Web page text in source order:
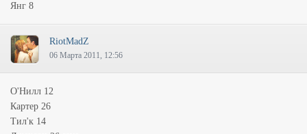
Янг 8
RiotMadZ
06 Марта 2011, 12:56
О'Нилл 12
Картер 26
Тил'к 14